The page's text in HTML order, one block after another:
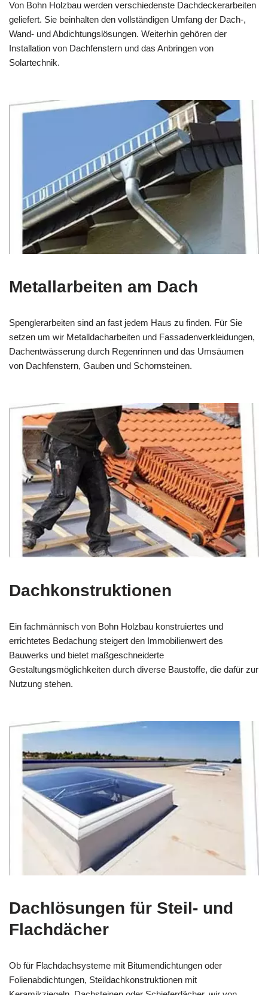
Von Bohn Holzbau werden verschiedenste Dachdeckerarbeiten
geliefert. Sie beinhalten den vollständigen Umfang der Dach-,
Wand- und Abdichtungslösungen. Weiterhin gehören der
Installation von Dachfenstern und das Anbringen von
Solartechnik.
Metallarbeiten am Dach
Spenglerarbeiten sind an fast jedem Haus zu finden. Für Sie
setzen um wir Metalldacharbeiten und Fassadenverkleidungen,
Dachentwässerung durch Regenrinnen und das Umsäumen
von Dachfenstern, Gauben und Schornsteinen.
Dachkonstruktionen
Ein fachmännisch von Bohn Holzbau konstruiertes und
errichtetes Bedachung steigert den Immobilienwert des
Bauwerks und bietet maßgeschneiderte
Gestaltungsmöglichkeiten durch diverse Baustoffe, die dafür zur
Nutzung stehen.
Dachlösungen für Steil- und
Flachdächer
Ob für Flachdachsysteme mit Bitumendichtungen oder
Folienabdichtungen, Steildachkonstruktionen mit